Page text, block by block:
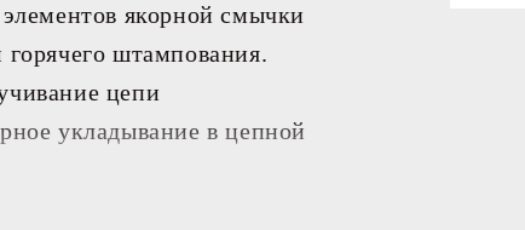
якорной смычки
горячего штампования.
цепи
укладывание в цепной